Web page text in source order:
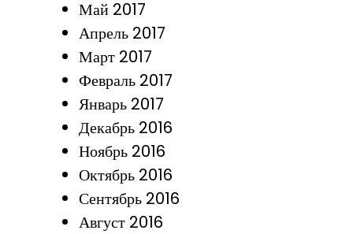
Май 2017
Апрель 2017
Март 2017
Февраль 2017
Январь 2017
Декабрь 2016
Ноябрь 2016
Октябрь 2016
Сентябрь 2016
Август 2016